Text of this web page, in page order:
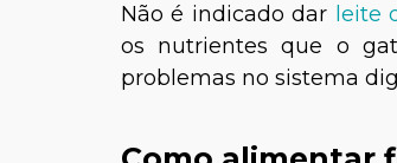
Não é indicado dar leite
os nutrientes que o
problemas no sistema